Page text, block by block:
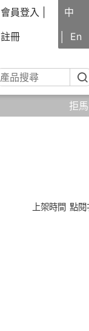
會員登入
註冊
中
En
拒
上架時間 點閱